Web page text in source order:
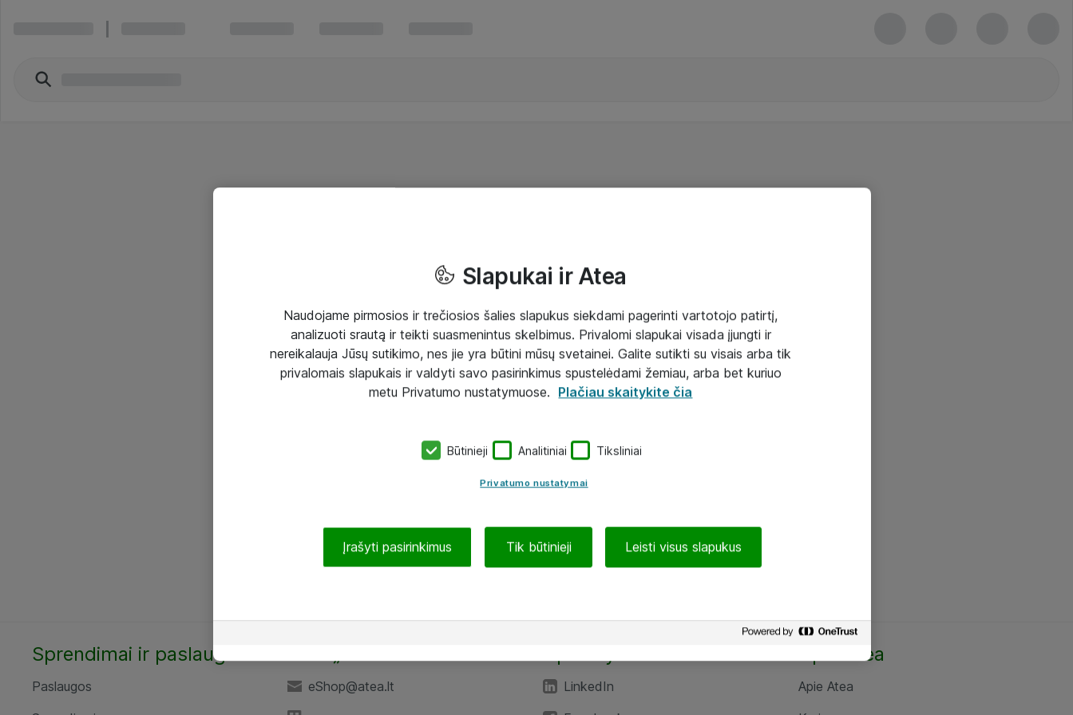
Sprendimai ir paslaugos
Paslaugos
eShop@atea.lt
LinkedIn
Apie Atea
Apie Atea
Slapukai ir Atea
Naudojame pirmosios ir trečiosios šalies slapukus siekdami pagerinti vartotojo patirtį,
analizuoti srautą ir teikti suasmenintus skelbimus. Privalomi slapukai visada įjungti ir
nereikalauja Jūsų sutikimo, nes jie yra būtini mūsų svetainei. Galite sutikti su visais arba tik
privalomais slapukais ir valdyti savo pasirinkimus spustelėdami žemiau, arba bet kuriuo
metu Privatumo nustatymuose. Plačiau skaitykite čia
Būtinieji Analitiniai Tiksliniai
Privatumo nustatymai
Įrašyti pasirinkimus Tik būtinieji Leisti visus slapukus